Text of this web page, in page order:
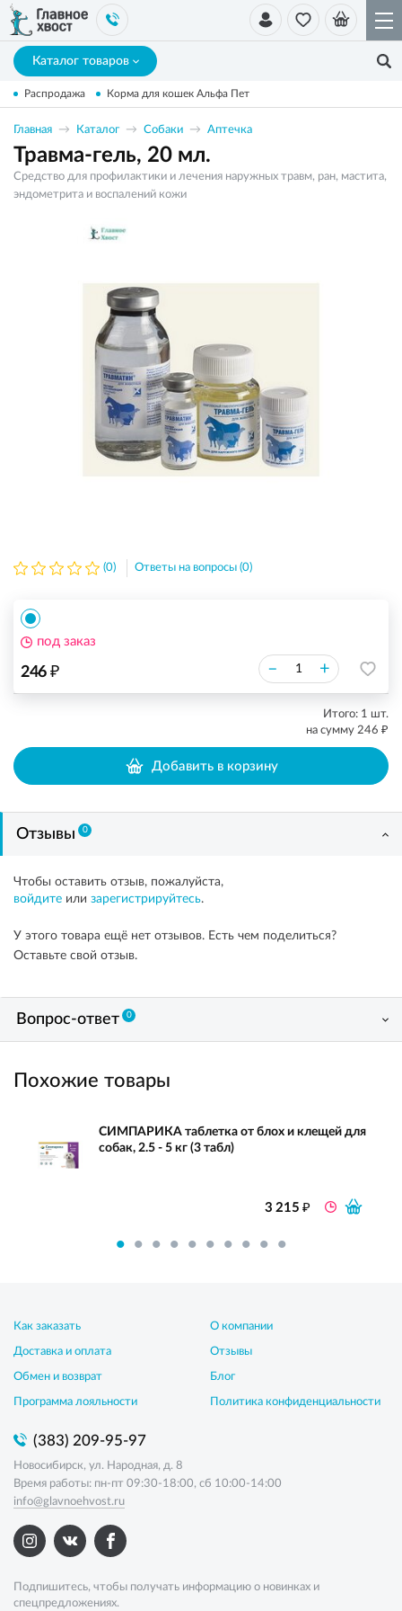
Каталог товаров
Распродажа Корма для кошек Альфа Пет
Главная Каталог Собаки Аптечка
Травма-гель, 20 мл.
Средство для профилактики и лечения наружных травм, ран, мастита,
эндометрита и воспалений кожи
(0) Ответы на вопросы (0)
246 ₽ – +
под заказ
Итого: 1 шт.
на сумму 246 ₽
Добавить в корзину
Отзывы 0
Чтобы оставить отзыв, пожалуйста,
войдите или зарегистрируйтесь.
У этого товара ещё нет отзывов. Есть чем поделиться?
Оставьте свой отзыв.
Вопрос-ответ 0
Похожие товары
СИМПАРИКА таблетка от блох и клещей для
собак, 2.5 - 5 кг (3 табл)
3 215₽
Как заказать
Доставка и оплата
Обмен и возврат
Программа лояльности
О компании
Отзывы
Блог
Политика конфиденциальности
(383) 209-95-97
Новосибирск, ул. Народная, д. 8
Время работы: пн-пт 09:30-18:00, сб 10:00-14:00
info@glavnoehvost.ru
Подпишитесь, чтобы получать информацию о новинках и
спецпредложениях.